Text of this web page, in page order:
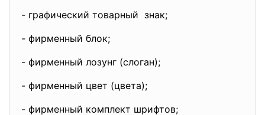
- графический товарный знак;
- фирменный блок;
- фирменный лозунг (слоган);
- фирменный цвет (цвета);
- фирменный комплект шрифтов;